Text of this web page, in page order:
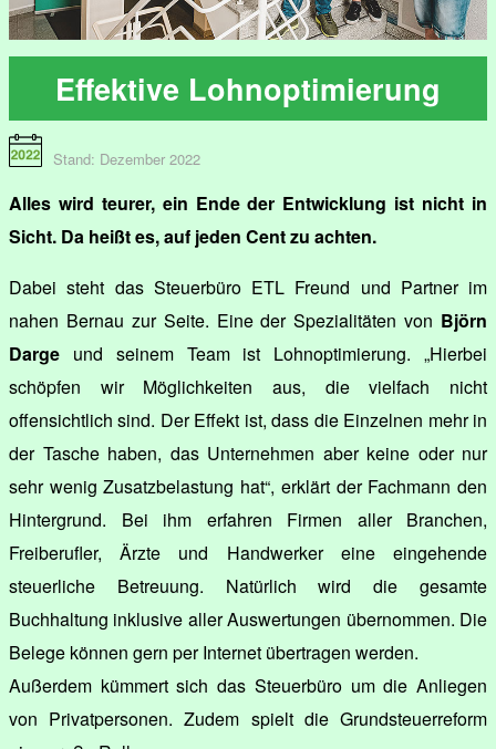
Effektive Lohnoptimierung
Stand: Dezember 2022
Alles wird teurer, ein Ende der Entwicklung ist nicht in
Sicht. Da heißt es, auf jeden Cent zu achten.
Dabei steht das Steuerbüro ETL Freund und Partner im
nahen Bernau zur Seite. Eine der Spezialitäten von Björn
Darge und seinem Team ist Lohnoptimierung. „Hierbei
schöpfen wir Möglichkeiten aus, die vielfach nicht
offensichtlich sind. Der Effekt ist, dass die Einzelnen mehr in
der Tasche haben, das Unternehmen aber keine oder nur
sehr wenig Zusatzbelastung hat“, erklärt der Fachmann den
Hintergrund. Bei ihm erfahren Firmen aller Branchen,
Freiberufler, Ärzte und Handwerker eine eingehende
steuerliche Betreuung. Natürlich wird die gesamte
Buchhaltung inklusive aller Auswertungen übernommen. Die
Belege können gern per Internet übertragen werden.
Außerdem kümmert sich das Steuerbüro um die Anliegen
von Privatpersonen. Zudem spielt die Grundsteuerreform